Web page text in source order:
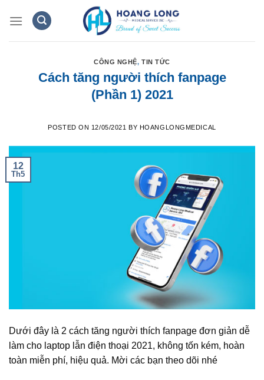
CÔNG NGHỆ,TIN TỨC
Cách tăng người thích fanpage
(Phần 1) 2021
POSTED ON 12/05/2021 BY HOANGLONGMEDICAL
12
Th5
Dưới đây là 2 cách tăng người thích fanpage đơn giản dễ
làm cho laptop lẫn điện thoại 2021, không tốn kém, hoàn
toàn miễn phí, hiệu quả. Mời các bạn theo dõi nhé